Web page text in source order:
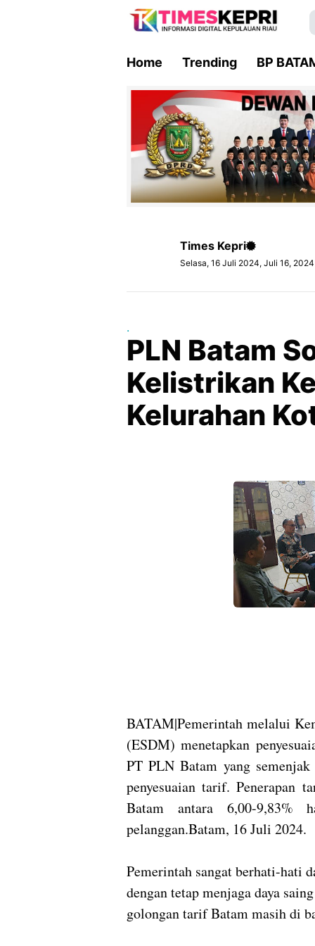
Home Trending BP
Times Kepri
Selasa, 16 Juli 2024, Juli 16, 2024
.
PLN Batam
Kelistrikan
Kelurahan
BATAM|Pemerintah melalui
(ESDM) menetapkan
PT PLN Batam yang
penyesuaian tarif.
Batam antara 6,00-9,83%
pelanggan.Batam, 16 Juli 2024.
Pemerintah sangat berhati-hati
dengan tetap menjaga daya
golongan tarif Batam masih di